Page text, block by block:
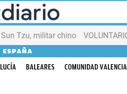
Sun Tzu, militar chino
ESPAÑA
BALEARES COMUNIDAD